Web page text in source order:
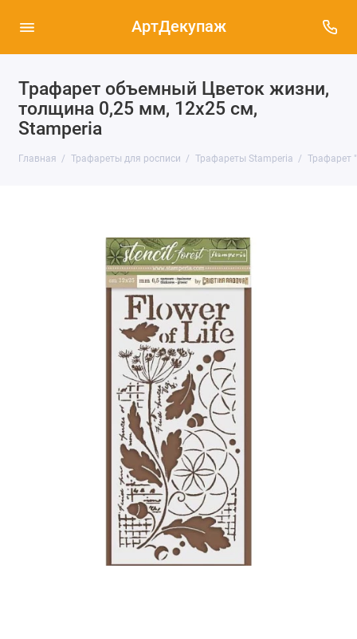
АртДекупаж
Трафарет объемный Цветок жизни,
толщина 0,25 мм, 12х25 см,
Stamperia
Главная Трафареты для росписи Трафареты Stamperia Трафарет